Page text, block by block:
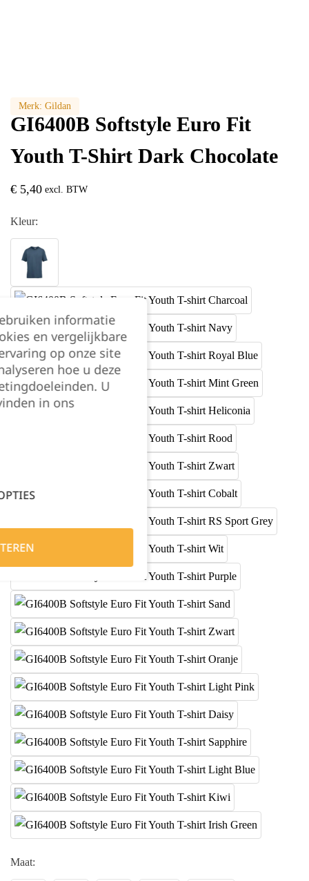
Merk: Gildan
GI6400B Softstyle Euro Fit
Youth T-Shirt Dark Chocolate
€ 5,40 excl. BTW
Kleur:
Maat:
informatie
en vergelijkbare
op onze site
hoe u deze
U
in ons